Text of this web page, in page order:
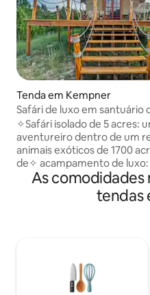
Tenda em Kempner
Safári de luxo em santuário
com ar-condicionado e rio
✧Safári isolado de 5 acres:
aventureiro dentro de um
animais exóticos de 1700
de✧ acampamento de
isolada, com ar
aquecimento para conforto
todo o ano. Acesso ao✧ rio
de céu escuro: relaxe sob as
Texas com redes, assentos
As comodidades
tendas